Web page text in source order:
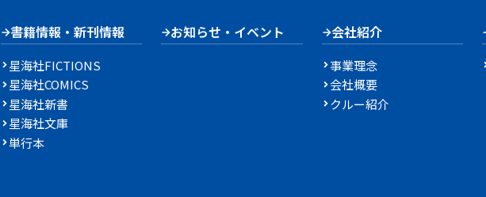
書籍情報・新刊情報
星海社FICTIONS
星海社COMICS
星海社新書
星海社文庫
単行本
お知らせ・イベント 会社紹介
事業理念
会社概要
クルー紹介